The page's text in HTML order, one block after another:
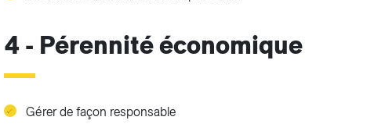
4 - Pérennité économique
Gérer de façon responsable​